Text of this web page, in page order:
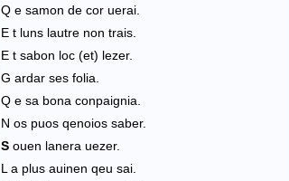
Q e samon de cor uerai.
E t luns lautre non trais.
E t sabon loc (et) lezer.
G ardar ses folia.
Q e sa bona conpaignia.
N os puos qenoios saber.
S ouen lanera uezer.
L a plus auinen qeu sai.